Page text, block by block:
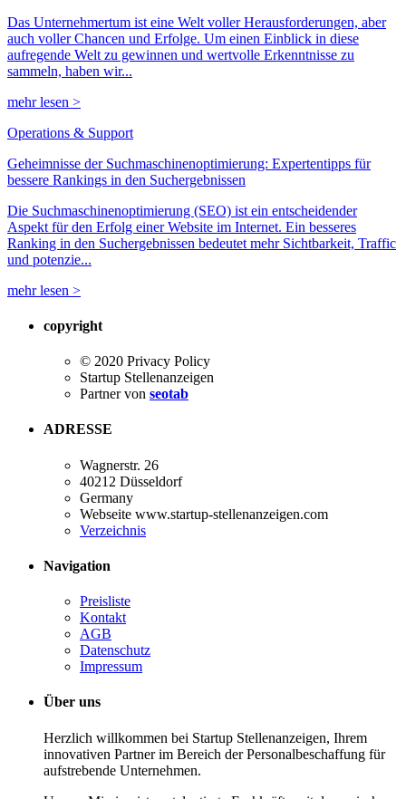
Das Unternehmertum ist eine Welt voller Herausforderungen, aber
auch voller Chancen und Erfolge. Um einen Einblick in diese
aufregende Welt zu gewinnen und wertvolle Erkenntnisse zu
sammeln, haben wir...
mehr lesen >
Operations & Support
Geheimnisse der Suchmaschinenoptimierung: Expertentipps für
bessere Rankings in den Suchergebnissen
Die Suchmaschinenoptimierung (SEO) ist ein entscheidender
Aspekt für den Erfolg einer Website im Internet. Ein besseres
Ranking in den Suchergebnissen bedeutet mehr Sichtbarkeit, Traffic
und potenzie...
mehr lesen >
copyright
© 2020 Privacy Policy
Startup Stellenanzeigen
Partner von seotab
ADRESSE
Wagnerstr. 26
40212 Düsseldorf
Germany
Webseite www.startup-stellenanzeigen.com
Verzeichnis
Navigation
Preisliste
Kontakt
AGB
Datenschutz
Impressum
Über uns
Herzlich willkommen bei Startup Stellenanzeigen, Ihrem
innovativen Partner im Bereich der Personalbeschaffung für
aufstrebende Unternehmen.